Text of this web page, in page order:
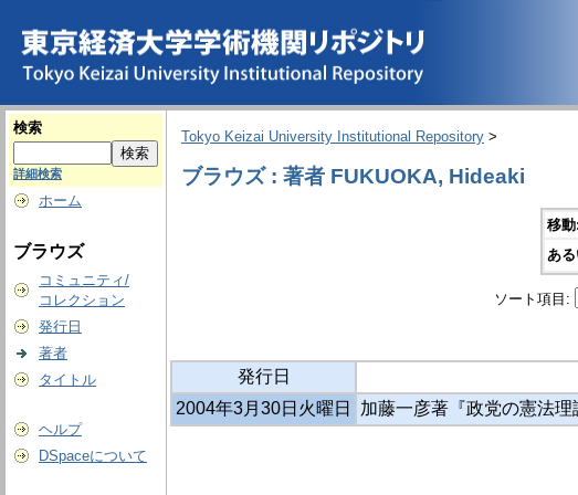
検索
詳細検索
ホーム
ブラウズ
コミュニティ/
コレクション
発行日
著者
タイトル
ヘルプ
DSpaceについて
Tokyo Keizai University Institutional Repository >
ブラウズ : 著者 FUKUOKA, Hideaki
移動:
あ
ソート項目:
発行日
2004年3月30日火曜日
加藤一彦著『政党の憲法